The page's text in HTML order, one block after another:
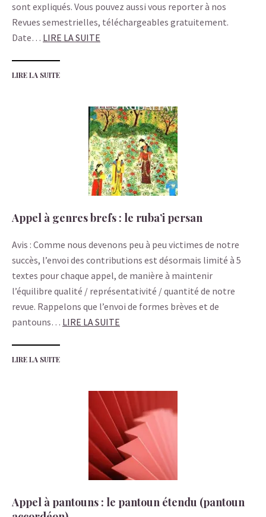
sont expliqués. Vous pouvez aussi vous reporter à nos
Revues semestrielles, téléchargeables gratuitement.
Date… LIRE LA SUITE
LIRE LA SUITE
Appel à genres brefs : le ruba’i persan
Avis : Comme nous devenons peu à peu victimes de notre
succès, l’envoi des contributions est désormais limité à 5
textes pour chaque appel, de manière à maintenir
l’équilibre qualité / représentativité / quantité de notre
revue. Rappelons que l’envoi de formes brèves et de
pantouns… LIRE LA SUITE
LIRE LA SUITE
Appel à pantouns : le pantoun étendu (pantoun